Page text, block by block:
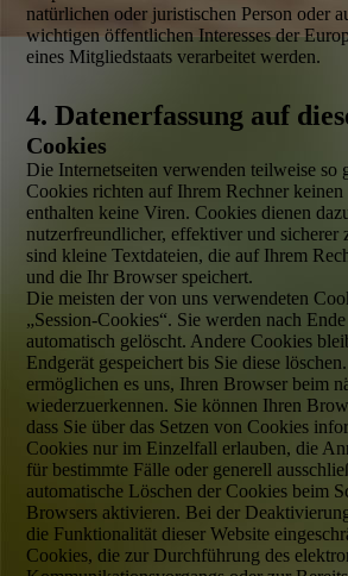
natürlichen oder juristischen Person oder
wichtigen öffentlichen Interesses der
eines Mitgliedstaats verarbeitet werden.
4. Daten­erfassung auf
Cookies
Die Internetseiten verwenden teilweise so
Cookies richten auf Ihrem Rechner keinen
enthalten keine Viren. Cookies dienen
nutzer­freund­licher, effektiver und sicherer
sind kleine Text­dateien, die auf Ihrem
und die Ihr Browser speichert.
Die meisten der von uns verwendeten
„Session-Cookies“. Sie werden nach
automatisch gelöscht. Andere Cookies
Endgerät gespeichert bis Sie diese
ermöglichen es uns, Ihren Browser beim
wieder­zuerkennen. Sie können Ihren
dass Sie über das Setzen von Cookies
Cookies nur im Einzelfall erlauben, die
für bestimmte Fälle oder generell
automatische Löschen der Cookies beim
Browsers aktivieren. Bei der
die Funktionalität dieser Website
Cookies, die zur Durchführung des